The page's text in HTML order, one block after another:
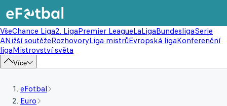
VšeChance Liga2. LigaPremier LeagueLaLigaBundesligaSerie
ANižší soutěžeRozhovoryLiga mistrůEvropská ligaKonferenční
ligaMistrovství světa
Více
eFotbal
Euro